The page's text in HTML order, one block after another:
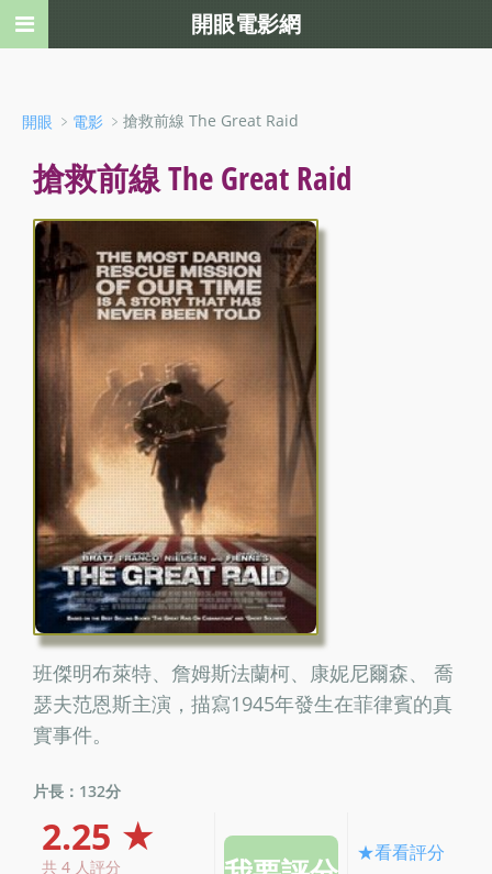
開眼 ﹥ 電影 ﹥搶救前線 The Great Raid
搶救前線 The Great Raid
班傑明布萊特、詹姆斯法蘭柯、康妮尼爾森、 喬
瑟夫范恩斯主演，描寫1945年發生在菲律賓的真
實事件。
片長：132分
2.25 ★
共 4 人評分
★看看評分
開眼電影網